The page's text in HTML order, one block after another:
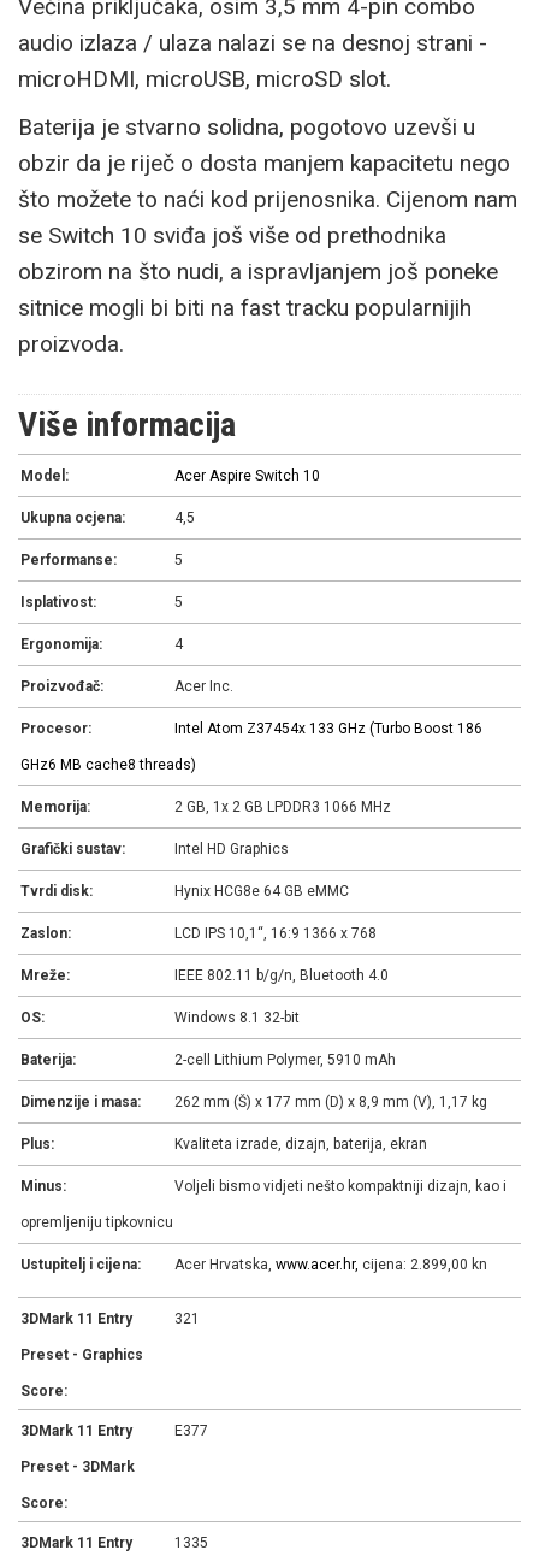
Većina priključaka, osim 3,5 mm 4-pin combo
audio izlaza / ulaza nalazi se na desnoj strani -
microHDMI, microUSB, microSD slot.
Baterija je stvarno solidna, pogotovo uzevši u
obzir da je riječ o dosta manjem kapacitetu nego
što možete to naći kod prijenosnika. Cijenom nam
se Switch 10 sviđa još više od prethodnika
obzirom na što nudi, a ispravljanjem još poneke
sitnice mogli bi biti na fast tracku popularnijih
proizvoda.
Više informacija
Model: Acer Aspire Switch 10
Ukupna ocjena: 4,5
Performanse: 5
Isplativost: 5
Ergonomija: 4
Proizvođač: Acer Inc.
Procesor: Intel Atom Z37454x 1 33 GHz (Turbo Boost 186
GHz6 MB cache8 threads)
Memorija: 2 GB, 1x 2 GB LPDDR3 1066 MHz
Grafički sustav: Intel HD Graphics
Tvrdi disk: Hynix HCG8e 64 GB eMMC
Zaslon: LCD IPS 10,1“, 16:9 1366 x 768
Mreže: IEEE 802.11 b/g/n, Bluetooth 4.0
OS: Windows 8.1 32-bit
Baterija: 2-cell Lithium Polymer, 5910 mAh
Dimenzije i masa: 262 mm (Š) x 177 mm (D) x 8,9 mm (V), 1,17 kg
Plus: Kvaliteta izrade, dizajn, baterija, ekran
Minus: Voljeli bismo vidjeti nešto kompaktniji dizajn, kao i
opremljeniju tipkovnicu
Ustupitelj i cijena: Acer Hrvatska,www.acer.hr, cijena: 2.899,00 kn
3DMark 11 Entry
Preset - Graphics
Score:
321
3DMark 11 Entry
Preset - 3DMark
Score:
E377
3DMark 11 Entry 1335